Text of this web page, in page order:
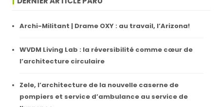
Archi-Militant | Drame OXY : au travail, l’Arizona!
WVDM Living Lab : la réversibilité comme cœur de
l’architecture circulaire
Zele, l’architecture de la nouvelle caserne de
pompiers et service d’ambulance au service de